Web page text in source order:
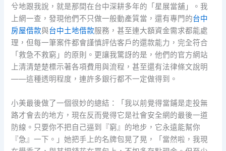
兮地跟我說，就是那間在台中深耕多年的「星展當舖」。我
上網一查，發現他們不只做一般動產質當，還有專門的台中
房屋借款與台中土地借款服務，甚至連大額資金需求都能處
理，但每一筆案件都會謹慎評估客戶的還款能力，完全符合
「救急不救窮」的原則。更讓我驚訝的是，他們的官方網站
上清清楚楚標示著各項費用與流程，甚至還有法律條文說明
——這種透明程度，連許多銀行都不一定做得到。
小美最後做了一個很妙的總結：「我以前覺得當鋪是走投無
路才會去的地方，現在反而覺得它是社會安全網的最後一道
防線。只要你不把自己逼到『窮』的地步，它永遠能幫你
『急』一下。」她把手上的名牌包晃了晃，「當然啦，我現